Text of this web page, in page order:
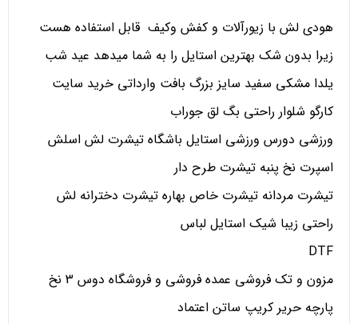
هودی لش با زیورآلات و کفش وکیف قابل استفاده هست
زیرا بدون شک بهترین استایل را به شما میدهد عید شب
یلدا مشکی سفید سایز بزرگ بافت وارداتی خرید سایت
کارگو شلوار راحتی بگ لق جوراب
ورزشی دورس ورزشی استایل باشگاه تیشرت لش اسلش
اسپرت نخ پنبه تیشرت طرح دار
تیشرت مردانه تیشرت خاص بهاره تیشرت دخترانه لش
راحتی زیبا شیک استایل لباس
DTF
مزون و تک فروشی عمده فروشی و فروشگاه دوس 3 نخ
پارچه حریر کریپ ساتن اعتماد